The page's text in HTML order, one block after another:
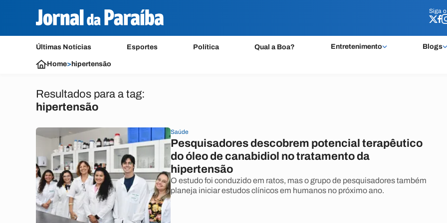
Siga o
Últimas Notícias Esportes Política Qual a Boa? Entretenimento Blogs
Siga o
Home> hipertensão
Resultados para a tag:
hipertensão
Saúde
Pesquisadores descobrem potencial terapêutico
do óleo de canabidiol no tratamento da
hipertensão
O estudo foi conduzido em ratos, mas o grupo de pesquisadores também
planeja iniciar estudos clínicos em humanos no próximo ano.